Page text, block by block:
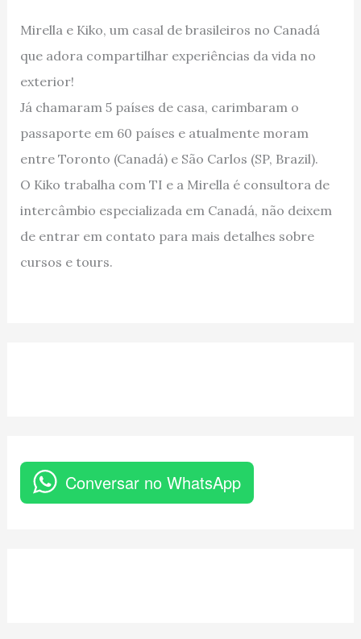
Mirella e Kiko, um casal de brasileiros no Canadá
que adora compartilhar experiências da vida no
exterior!
Já chamaram 5 países de casa, carimbaram o
passaporte em 60 países e atualmente moram
entre Toronto (Canadá) e São Carlos (SP, Brazil).
O Kiko trabalha com TI e a Mirella é consultora de
intercâmbio especializada em Canadá, não deixem
de entrar em contato para mais detalhes sobre
cursos e tours.
Conversar no WhatsApp